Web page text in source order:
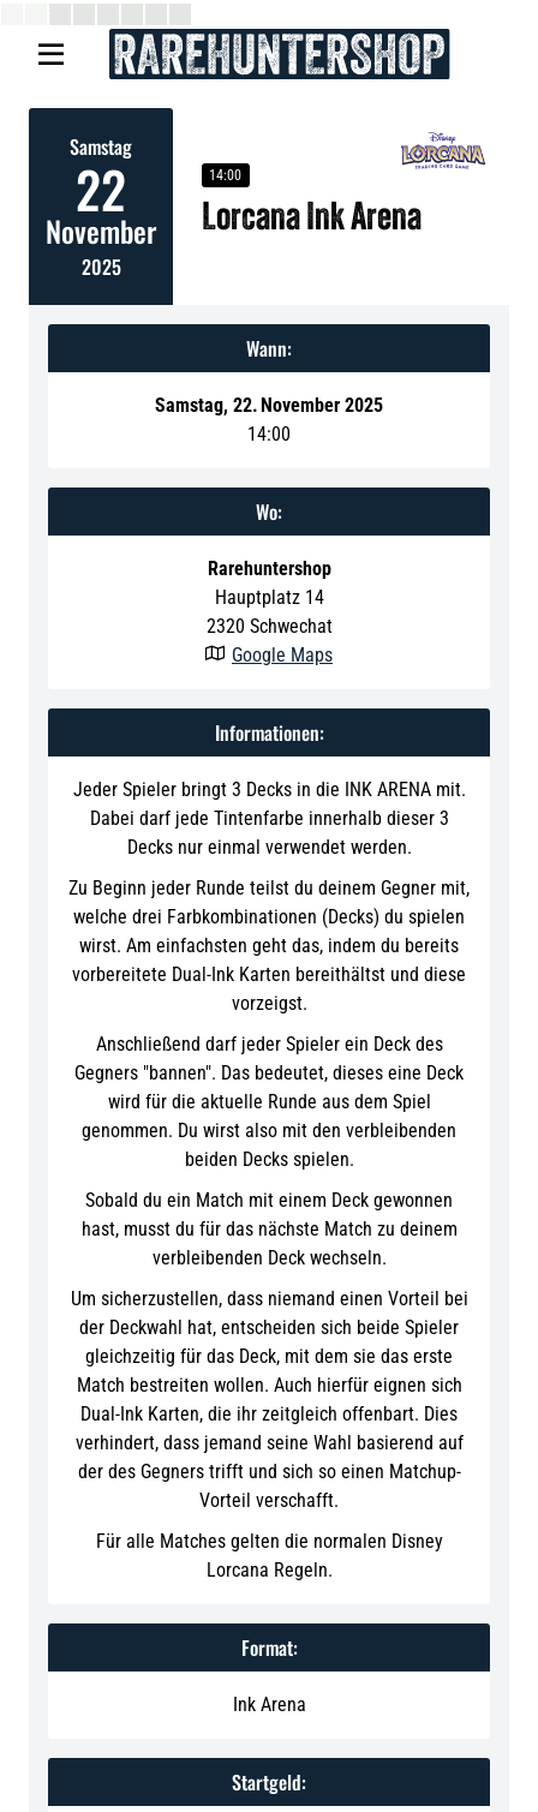

Samstag
22
November
2025
14:00
Lorcana Ink Arena
Wann:
Samstag, 22. November 2025
14:00
Wo:
Rarehuntershop
Hauptplatz 14
2320 Schwechat
 Google Maps
Informationen:
Jeder Spieler bringt 3 Decks in die INK ARENA mit.
Dabei darf jede Tintenfarbe innerhalb dieser 3
Decks nur einmal verwendet werden.
Zu Beginn jeder Runde teilst du deinem Gegner mit,
welche drei Farbkombinationen (Decks) du spielen
wirst. Am einfachsten geht das, indem du bereits
vorbereitete Dual-Ink Karten bereithältst und diese
vorzeigst.
Anschließend darf jeder Spieler ein Deck des
Gegners "bannen". Das bedeutet, dieses eine Deck
wird für die aktuelle Runde aus dem Spiel
genommen. Du wirst also mit den verbleibenden
beiden Decks spielen.
Sobald du ein Match mit einem Deck gewonnen
hast, musst du für das nächste Match zu deinem
verbleibenden Deck wechseln.
Um sicherzustellen, dass niemand einen Vorteil bei
der Deckwahl hat, entscheiden sich beide Spieler
gleichzeitig für das Deck, mit dem sie das erste
Match bestreiten wollen. Auch hierfür eignen sich
Dual-Ink Karten, die ihr zeitgleich offenbart. Dies
verhindert, dass jemand seine Wahl basierend auf
der des Gegners trifft und sich so einen Matchup-
Vorteil verschafft.
Für alle Matches gelten die normalen Disney
Lorcana Regeln.
Format:
Ink Arena
Startgeld: